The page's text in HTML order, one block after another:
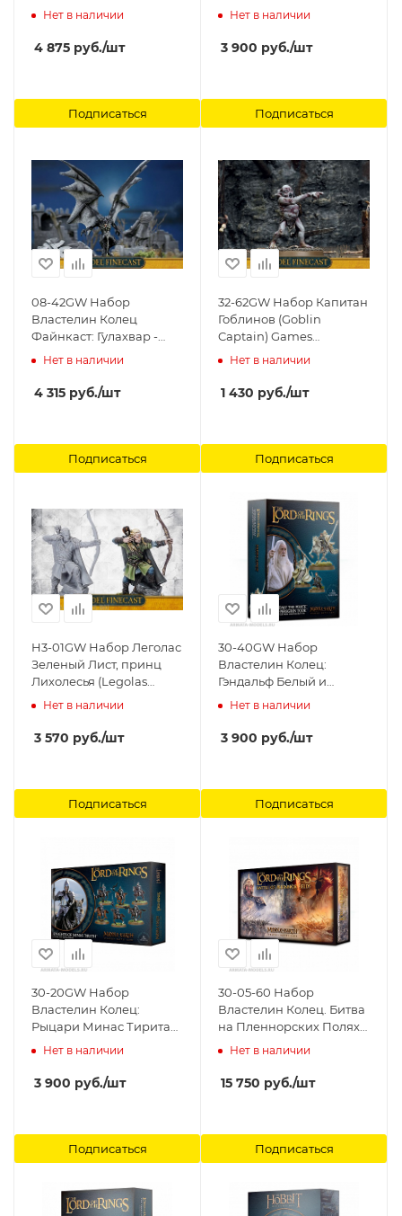
Нет в наличии
4 875 руб./шт
Подписаться
Games Workshop
Нет в наличии
3 900 руб./шт
Подписаться
08-42GW Набор
Властелин Колец
Файнкаст: Гулахвар -
Ужас Арнора. (Gulahvar
Games Workshop
Нет в наличии
4 315 руб./шт
Подписаться
32-62GW Набор Капитан
Гоблинов (Goblin
Captain) Games
Workshop
Нет в наличии
1 430 руб./шт
Подписаться
H3-01GW Набор Леголас
Зеленый Лист, принц
Лихолесья (Legolas
Greenleaf Prince of
Workshop
Нет в наличии
3 570 руб./шт
Подписаться
30-40GW Набор
Властелин Колец:
Гэндальф Белый и
Перегрин Тук (Gandalf
Took) Games Workshop
Нет в наличии
3 900 руб./шт
Подписаться
30-20GW Набор
Властелин Колец:
Рыцари Минас Тирита
(Knights of Minas Tirith)
Нет в наличии
3 900 руб./шт
Подписаться
30-05-60 Набор
Властелин Колец. Битва
на Пленнорских Полях
(LotR: Battle of Pelennor
Нет в наличии
15 750 руб./шт
Подписаться